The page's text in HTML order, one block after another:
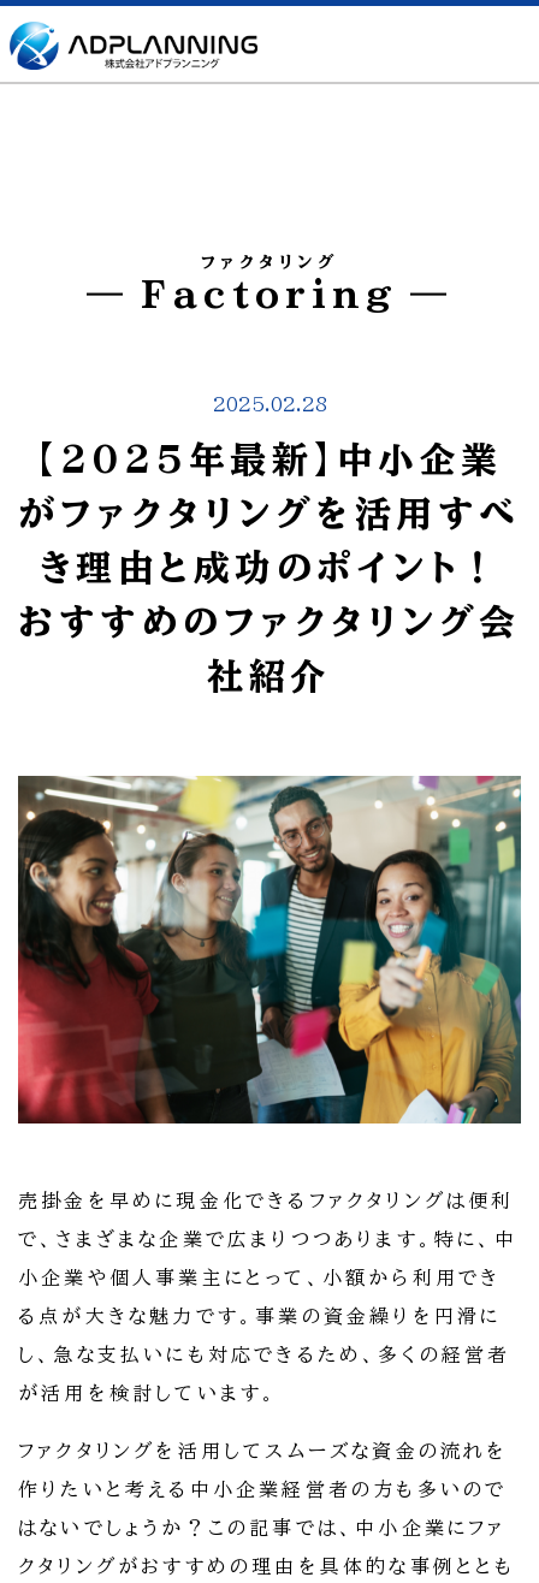
ファクタリング
Factoring
2025.02.28
【2025年最新】中小企業
がファクタリングを活用すべ
き理由と成功のポイント！
おすすめのファクタリング会
社紹介
売掛金を早めに現金化できるファクタリングは便利
で、さまざまな企業で広まりつつあります。特に、中
小企業や個人事業主にとって、小額から利用でき
る点が大きな魅力です。事業の資金繰りを円滑に
し、急な支払いにも対応できるため、多くの経営者
が活用を検討しています。
ファクタリングを活用してスムーズな資金の流れを
作りたいと考える中小企業経営者の方も多いので
はないでしょうか？この記事では、中小企業にファ
クタリングがおすすめの理由を具体的な事例ととも